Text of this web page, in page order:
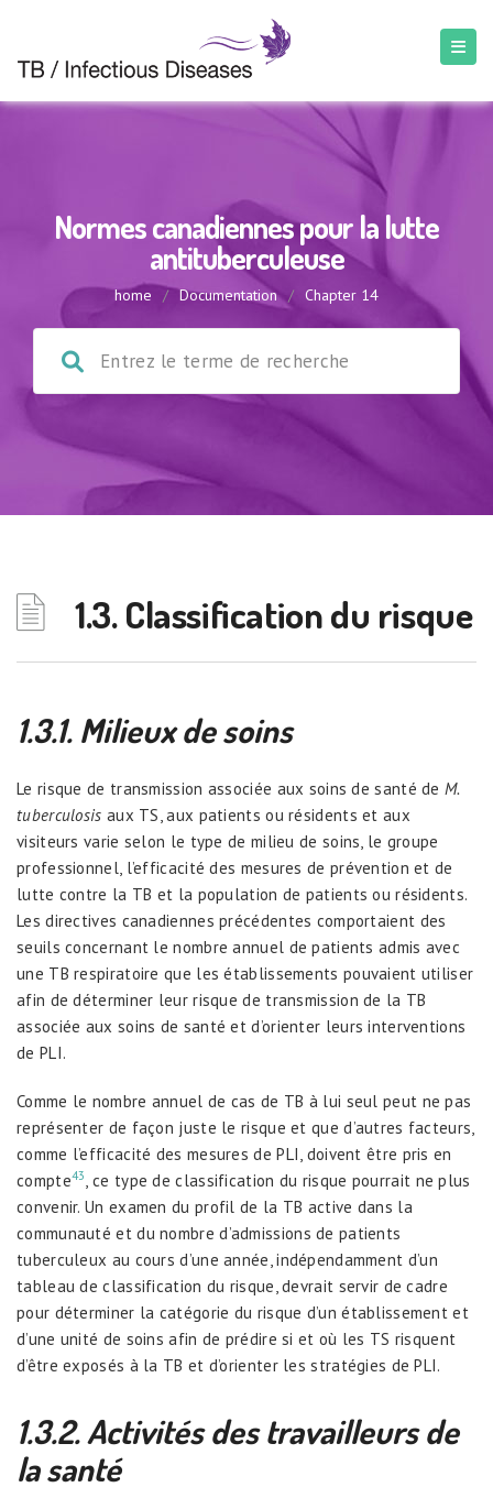
Normes canadiennes pour la lutte
antituberculeuse
home / Documentation / Chapter 14
1.3. Classification du risque
1.3.1. Milieux de soins
Le risque de transmission associée aux soins de santé deM.
tuberculosis aux TS, aux patients ou résidents et aux
visiteurs varie selon le type de milieu de soins, le groupe
professionnel, l’efficacité des mesures de prévention et de
lutte contre la TB et la population de patients ou résidents.
Les directives canadiennes précédentes comportaient des
seuils concernant le nombre annuel de patients admis avec
une TB respiratoire que les établissements pouvaient utiliser
afin de déterminer leur risque de transmission de la TB
associée aux soins de santé et d’orienter leurs interventions
de PLI.
Comme le nombre annuel de cas de TB à lui seul peut ne pas
représenter de façon juste le risque et que d’autres facteurs,
comme l’efficacité des mesures de PLI, doivent être pris en
compte43, ce type de classification du risque pourrait ne plus
convenir. Un examen du profil de la TB active dans la
communauté et du nombre d’admissions de patients
tuberculeux au cours d’une année, indépendamment d’un
tableau de classification du risque, devrait servir de cadre
pour déterminer la catégorie du risque d’un établissement et
d’une unité de soins afin de prédire si et où les TS risquent
d’être exposés à la TB et d’orienter les stratégies de PLI.
1.3.2. Activités des travailleurs de
la santé